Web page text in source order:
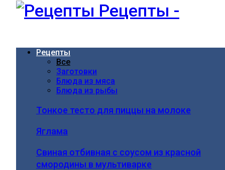
Рецепты -
Рецепты
Все
Заготовки
Блюда из мяса
Блюда из рыбы
Тонкое тесто для пиццы на молоке
Яглама
Свиная отбивная с соусом из красной
смородины в мультиварке